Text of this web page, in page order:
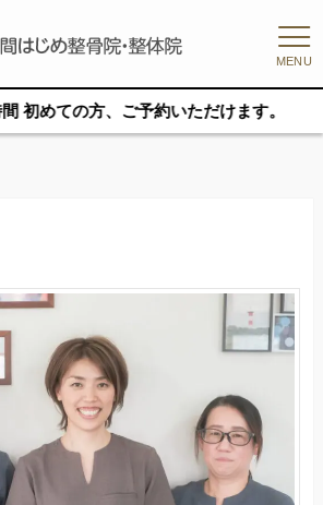
MENU
の方、ご予約いただけます。